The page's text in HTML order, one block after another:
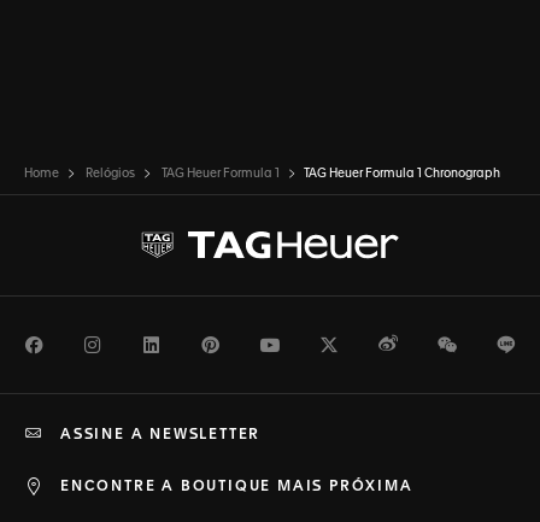
Home Relógios TAG Heuer Formula 1 TAG Heuer Formula 1 Chronograph
FacebookInstagramLinkedInPinterestYoutubeTwitterWeiboWeChat
ENCONTRE A BOUTIQUE MAIS PRÓXIMA
ASSINE A NEWSLETTER